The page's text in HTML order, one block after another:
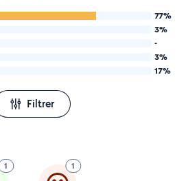
77%
3%
-
3%
17%
Filtrer
1 1